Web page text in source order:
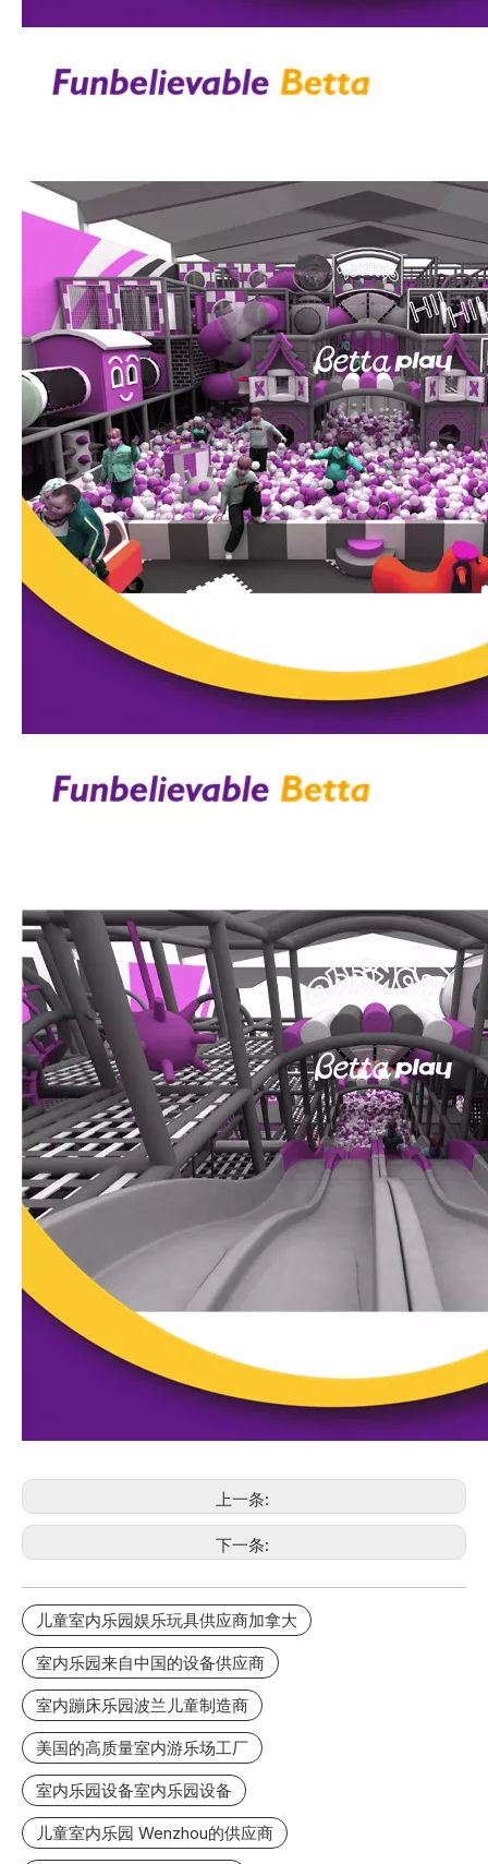
上一条:
下一条:
儿童室内乐园娱乐玩具供应商加拿大
室内乐园来自中国的设备供应商
室内蹦床乐园波兰儿童制造商
美国的高质量室内游乐场工厂
室内乐园设备室内乐园设备
儿童室内乐园 Wenzhou的供应商